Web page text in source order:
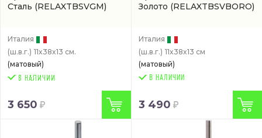
Сталь (RELAXTBSVGM)
Италия
(ш.в.г.) 11x38x13 см.
(матовый)
3 650
Золото (RELAXTBSVBORO)
Италия
(ш.в.г.) 11x38x13 см
(матовый)
В НАЛИЧИИ
3 490